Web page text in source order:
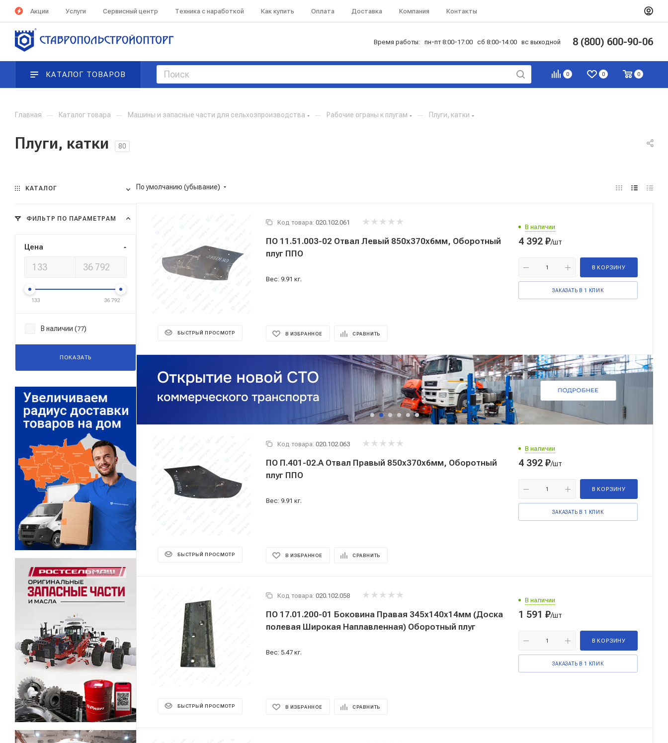
Акции Услуги Сервисный центр Техника с наработкой Как купить Оплата Доставка Компания Контакты
Время работы: пн-пт 8:00-17:00 сб 8:00-14:00 вс выходной 8 (800) 600-90-06
0 0 0
КАТАЛОГ ТОВАРОВ
Главная — Каталог товара — Машины и запасные части для сельхозпроизводства — Рабочие ограны к плугам — Плуги, катки
Плуги, катки 80
По умолчанию (убывание)
БЫСТРЫЙ ПРОСМОТР
Код товара: 020.102.061
ПО 11.51.003-02 Отвал Левый 850х370х6мм, Оборотный
плуг ППО
Вес: 9.91 кг.
В ИЗБРАННОЕ СРАВНИТЬ
В наличии
4 392 ₽/шт
В КОРЗИНУ
ЗАКАЗАТЬ В 1 КЛИК
БЫСТРЫЙ ПРОСМОТР
Код товара: 020.102.063
ПО П.401-02.А Отвал Правый 850х370х6мм, Оборотный
плуг ППО
Вес: 9.91 кг.
В ИЗБРАННОЕ СРАВНИТЬ
В наличии
4 392 ₽/шт
В КОРЗИНУ
ЗАКАЗАТЬ В 1 КЛИК
БЫСТРЫЙ ПРОСМОТР
Код товара: 020.102.058
ПО 17.01.200-01 Боковина Правая 345х140х14мм (Доска
полевая Широкая Наплавленная) Оборотный плуг
Вес: 5.47 кг.
В ИЗБРАННОЕ СРАВНИТЬ
В наличии
1 591 ₽/шт
В КОРЗИНУ
ЗАКАЗАТЬ В 1 КЛИК
КАТАЛОГ
ФИЛЬТР ПО ПАРАМЕТРАМ
Цена
133 36 792
В наличии (77)
ПОКАЗАТЬ
Реклама ⋮